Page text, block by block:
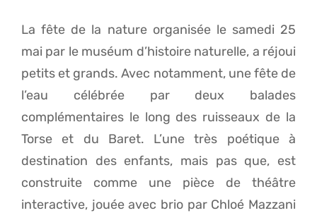
La fête de la nature organisée le samedi 25
mai par le muséum d’histoire naturelle, a réjoui
petits et grands. Avec notamment, une fête de
l’eau célébrée par deux balades
complémentaires le long des ruisseaux de la
Torse et du Baret. L’une très poétique à
destination des enfants, mais pas que, est
construite comme une pièce de théâtre
interactive, jouée avec brio par Chloé Mazzani